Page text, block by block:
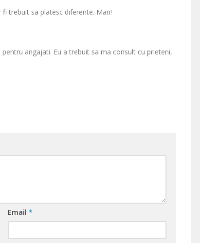
trebuit sa platesc diferente. Mari!
angajati. Eu a trebuit sa ma consult cu prieteni,
Email *